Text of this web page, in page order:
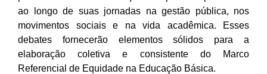
ao longo de suas jornadas na gestão pública, nos
movimentos sociais e na vida acadêmica. Esses
debates fornecerão elementos sólidos para a
elaboração coletiva e consistente do Marco
Referencial de Equidade na Educação Básica.